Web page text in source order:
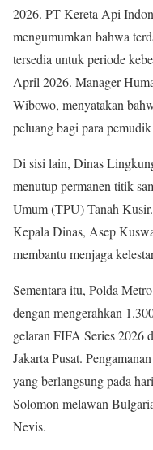
2026. PT Kereta Api
mengumumkan bahwa
tersedia untuk periode
April 2026. Manager
Wibowo, menyatakan
peluang bagi para
Di sisi lain, Dinas
menutup permanen titik
Umum (TPU) Tanah
Kepala Dinas, Asep
membantu menjaga
Sementara itu, Polda
dengan mengerahkan
gelaran FIFA Series 2026
Jakarta Pusat.
yang berlangsung pada
Solomon melawan
Nevis.